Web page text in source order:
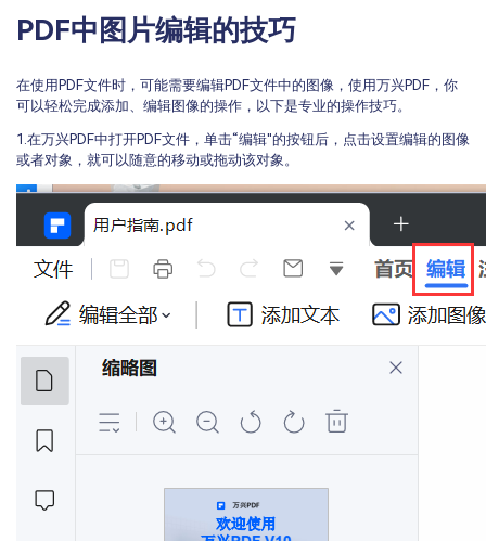
PDF中图片编辑的技巧
在使用PDF文件时，可能需要编辑PDF文件中的图像，使用万兴PDF，你
可以轻松完成添加、编辑图像的操作，以下是专业的操作技巧。
1.在万兴PDF中打开PDF文件，单击“编辑"的按钮后，点击设置编辑的图像
或者对象，就可以随意的移动或拖动该对象。